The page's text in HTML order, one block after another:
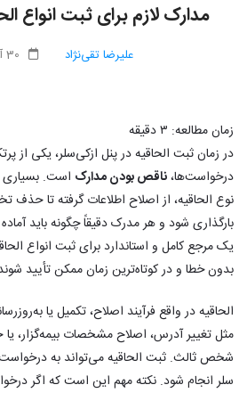
مدارک لازم برای ثبت انواع
علیرضا تقی‌نژاد 30 آذر 1404
زمان مطالعه: ۳دقیقه
در زمان ثبت الحاقیه در پنل ازکی‌سلر، یکی از
درخواست‌ها،ناقص بودن مدارک است. بسیاری
نوع الحاقیه، از اصلاح اطلاعات گرفته تا حذف
بارگذاری شود و هر مدرک دقیقاً چگونه باید
یک مرجع کامل و استاندارد برای ثبت انواع
بدون خطا و در کوتاه‌ترین زمان ممکن تأیید
الحاقیه در واقع فرآیند اصلاح، تکمیل یا
مثل تغییر آدرس، اصلاح مشخصات بیمه‌گزار،
شخص ثالث. ثبت الحاقیه می‌تواند به
سلر انجام شود. نکته مهم این است که اگر